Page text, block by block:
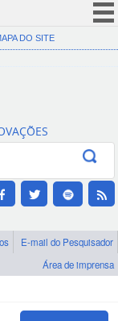
(COVID-19)
Canais
DO SITE
E-mail do Pesquisador
Área de imprensa